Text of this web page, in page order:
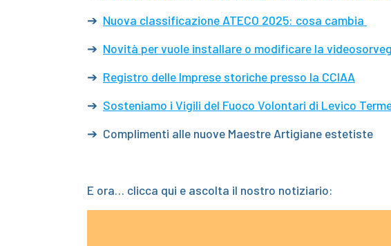
➔ Nuova classificazione ATECO 2025: cosa cambia
➔ Novità per vuole installare o modificare la
➔ Registro delle Imprese storiche presso la CCIAA
➔ Sosteniamo i Vigili del Fuoco Volontari di Levico
➔ Complimenti alle nuove Maestre Artigiane estetiste
E ora… clicca qui e ascolta il nostro notiziario: